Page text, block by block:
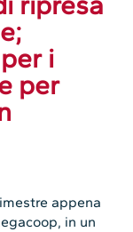
i
per
appena
in un